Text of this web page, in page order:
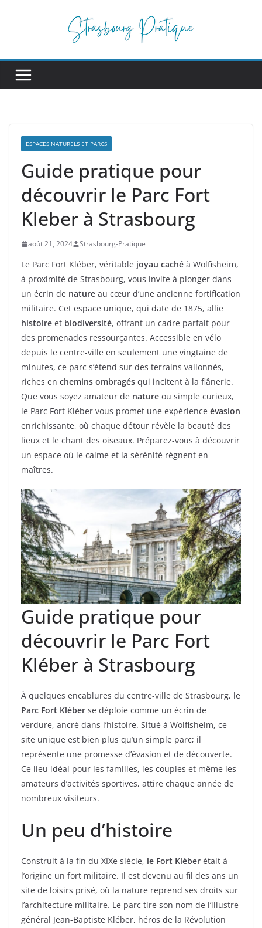
ESPACES NATURELS ET PARCS
Guide pratique pour
découvrir le Parc Fort
Kleber à Strasbourg
août 21, 2024 Strasbourg-Pratique
Le Parc Fort Kléber, véritable joyau caché à Wolfisheim,
à proximité de Strasbourg, vous invite à plonger dans
un écrin de nature au cœur d’une ancienne fortification
militaire. Cet espace unique, qui date de 1875, allie
histoire et biodiversité, offrant un cadre parfait pour
des promenades ressourçantes. Accessible en vélo
depuis le centre-ville en seulement une vingtaine de
minutes, ce parc s’étend sur des terrains vallonnés,
riches en chemins ombragés qui incitent à la flânerie.
Que vous soyez amateur de nature ou simple curieux,
le Parc Fort Kléber vous promet une expérience évasion
enrichissante, où chaque détour révèle la beauté des
lieux et le chant des oiseaux. Préparez-vous à découvrir
un espace où le calme et la sérénité règnent en
maîtres.
Guide pratique pour
découvrir le Parc Fort
Kléber à Strasbourg
À quelques encablures du centre-ville de Strasbourg, le
Parc Fort Kléber se déploie comme un écrin de
verdure, ancré dans l’histoire. Situé à Wolfisheim, ce
site unique est bien plus qu’un simple parc; il
représente une promesse d’évasion et de découverte.
Ce lieu idéal pour les familles, les couples et même les
amateurs d’activités sportives, attire chaque année de
nombreux visiteurs.
Un peu d’histoire
Construit à la fin du XIXe siècle, le Fort Kléber était à
l’origine un fort militaire. Il est devenu au fil des ans un
site de loisirs prisé, où la nature reprend ses droits sur
l’architecture militaire. Le parc tire son nom de l’illustre
général Jean-Baptiste Kléber, héros de la Révolution